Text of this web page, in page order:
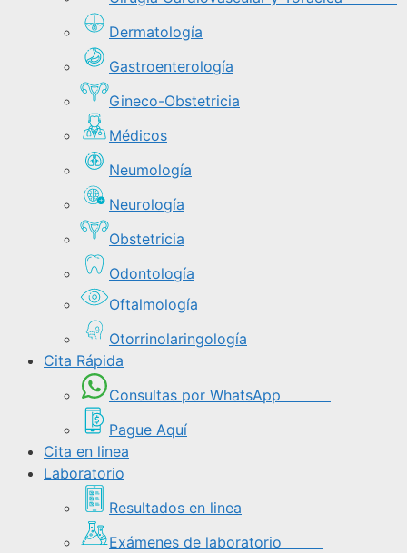
Dermatología
Gastroenterología
Gineco-Obstetricia
Médicos
Neumología
Neurología
Obstetricia
Odontología
Oftalmología
Otorrinolaringología
Cita Rápida
Consultas por WhatsApp
Pague Aquí
Cita en linea
Laboratorio
Resultados en linea
Exámenes de laboratorio